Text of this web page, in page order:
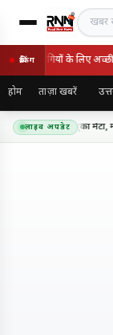
खबर
ब्रेकिंग
और पेंशनभोगियों के लिए
होम ताज़ा खबरें
लाइव अपडेट
कंटेंट पर झुका मेटा,